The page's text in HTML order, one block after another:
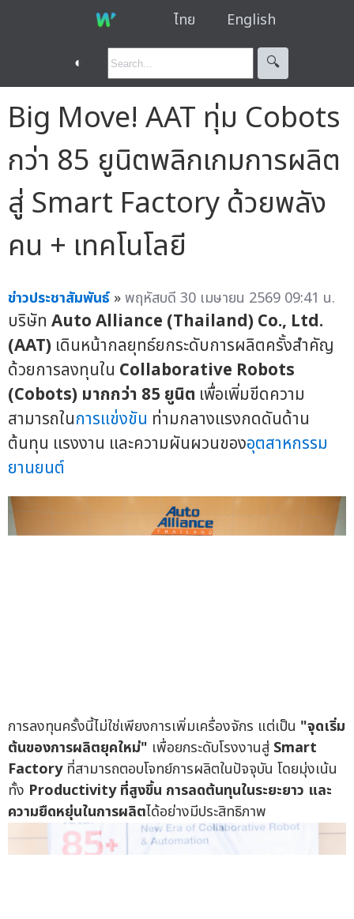
ไทย English
◐ 🔍︎
Big Move! AAT ทุ่ม Cobots
กว่า 85 ยูนิตพลิกเกมการผลิต
สู่ Smart Factory ด้วยพลัง
คน + เทคโนโลยี
ข่าวประชาสัมพันธ์ »พฤหัสบดี 30 เมษายน 2569 09:41 น.
บริษัท Auto Alliance (Thailand) Co., Ltd.
(AAT) เดินหน้ากลยุทธ์ยกระดับการผลิตครั้งสำคัญ
ด้วยการลงทุนใน Collaborative Robots
(Cobots) มากกว่า 85 ยูนิต เพื่อเพิ่มขีดความ
สามารถในการแข่งขัน ท่ามกลางแรงกดดันด้าน
ต้นทุน แรงงาน และความผันผวนของอุตสาหกรรม
ยานยนต์
การลงทุนครั้งนี้ไม่ใช่เพียงการเพิ่มเครื่องจักร แต่เป็น "จุดเริ่ม
ต้นของการผลิตยุคใหม่" เพื่อยกระดับโรงงานสู่ Smart
Factoryที่สามารถตอบโจทย์การผลิตในปัจจุบัน โดยมุ่งเน้น
ทั้ง Productivityที่สูงขึ้น การลดต้นทุนในระยะยาว และ
ความยืดหยุ่นในการผลิตได้อย่างมีประสิทธิภาพ